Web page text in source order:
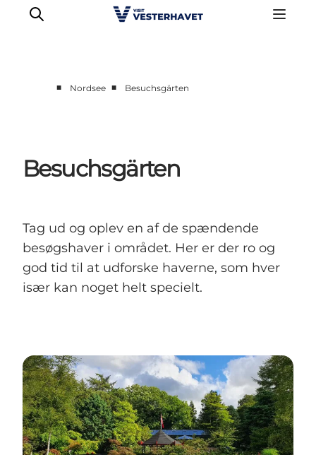
Unsere Städte
Essen & Übernachtung
Plane deine Reise
■ Nordsee ■ Besuchsgärten
Besuchsgärten
Tag ud og oplev en af de spændende
besøgshaver i området. Her er der ro og
god tid til at udforske haverne, som hver
især kan noget helt specielt.